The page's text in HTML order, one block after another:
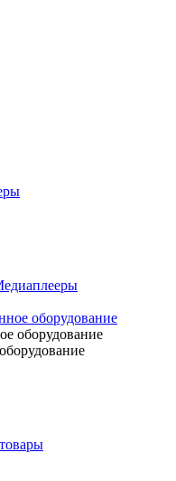
оборудование
оборудование